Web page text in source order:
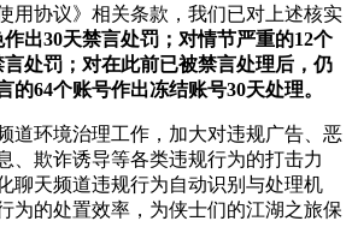
用协议》相关条款，我们已对上述核实
出30天禁言处罚；对情节严重的12个
处罚；对在此前已被禁言处理后，仍
的64个账号作出冻结账号30天处理。
道环境治理工作，加大对违规广告、恶
、欺诈诱导等各类违规行为的打击力
聊天频道违规行为自动识别与处理机
为的处置效率，为侠士们的江湖之旅保